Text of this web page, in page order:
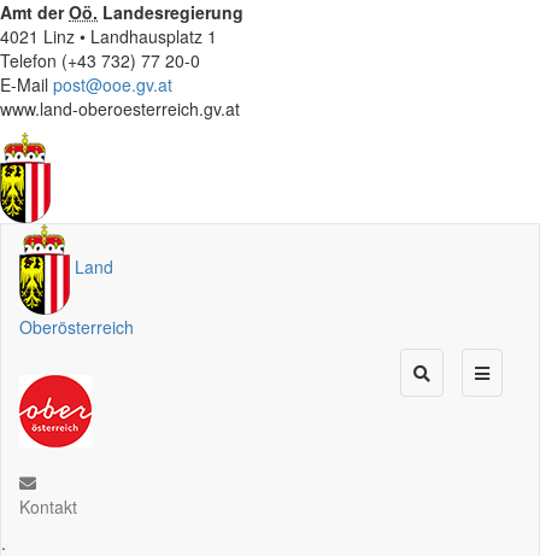
Amt derOö. Landesregierung
4021 Linz • Landhausplatz 1
Telefon (+43 732) 77 20-0
E-Mail post@ooe.gv.at
www.land-oberoesterreich.gv.at
Land
Oberösterreich
Kontakt
.